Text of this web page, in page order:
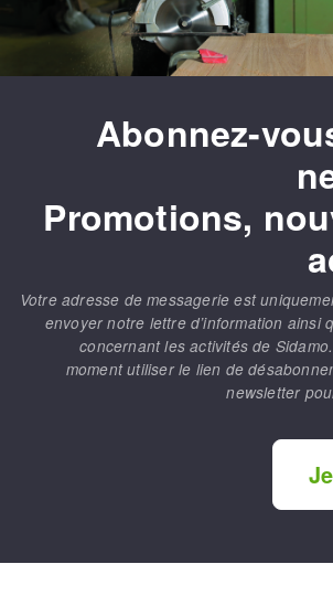
Abonnez-
Promotions,
Votre adresse de messagerie est
envoyer notre lettre d’information ainsi
concernant les activités de
moment utiliser le lien de
newsletter